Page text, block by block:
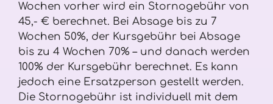
Wochen vorher wird ein Stornogebühr von
45,- € berechnet. Bei Absage bis zu 7
Wochen 50%, der Kursgebühr bei Absage
bis zu 4 Wochen 70% – und danach werden
100% der Kursgebühr berechnet. Es kann
jedoch eine Ersatzperson gestellt werden.
Die Stornogebühr ist individuell mit dem